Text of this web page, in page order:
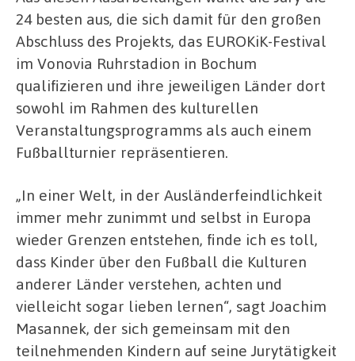
24 besten aus, die sich damit für den großen
Abschluss des Projekts, das EUROKiK-Festival
im Vonovia Ruhrstadion in Bochum
qualifizieren und ihre jeweiligen Länder dort
sowohl im Rahmen des kulturellen
Veranstaltungsprogramms als auch einem
Fußballturnier repräsentieren.
„In einer Welt, in der Ausländerfeindlichkeit
immer mehr zunimmt und selbst in Europa
wieder Grenzen entstehen, finde ich es toll,
dass Kinder über den Fußball die Kulturen
anderer Länder verstehen, achten und
vielleicht sogar lieben lernen“, sagt Joachim
Masannek, der sich gemeinsam mit den
teilnehmenden Kindern auf seine Jurytätigkeit